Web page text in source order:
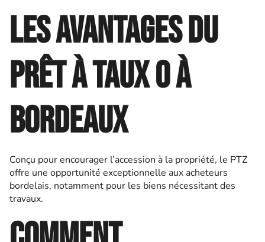
Les avantages du
prêt à taux 0 à
Bordeaux
Conçu pour encourager l’accession à la propriété, le PTZ
offre une opportunité exceptionnelle aux acheteurs
bordelais, notamment pour les biens nécessitant des
travaux.